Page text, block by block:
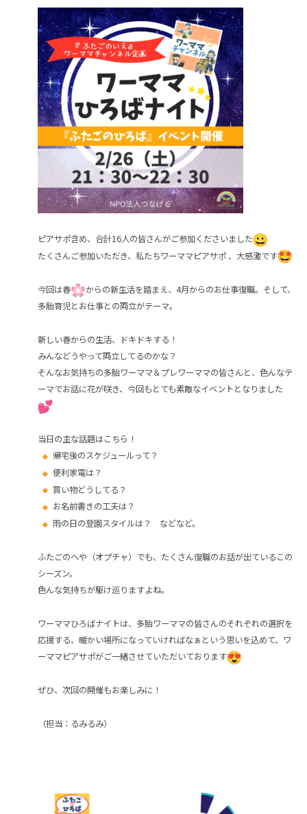
ピアサポ含め、合計16人の皆さんがご参加くださいました
たくさんご参加いただき、私たちワーママピアサポ 、大感激です
今回は春
からの新生活を踏まえ、4月からのお仕事復職。そして、
多胎育児とお仕事との両立がテーマ。
新しい春からの生活、ドキドキする！
みんなどうやって両立してるのかな？
そんなお気持ちの多胎ワーママ＆プレワーママの皆さんと、色んなテ
ーマでお話に花が咲き、今回もとても素敵なイベントとなりました
当日の主な話題はこちら！
帰宅後のスケジュールって？
便利家電は？
買い物どうしてる？
お名前書きの工夫は？
雨の日の登園スタイルは？ などなど。
ふたごのへや（オプチャ）でも、たくさん復職のお話が出ているこの
シーズン。
色んな気持ちが駆け巡りますよね。
ワーママひろばナイトは、多胎ワーママの皆さんのそれぞれの選択を
応援する、暖かい場所になっていければなぁという思いを込めて、ワ
ーママピアサポがご一緒させていただいております
ぜひ、次回の開催もお楽しみに！
（担当：るみるみ）